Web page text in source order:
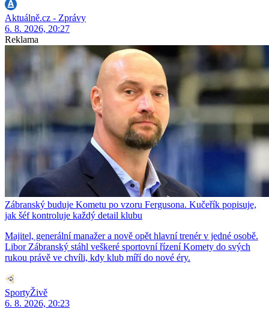
Aktuálně.cz - Zprávy
6. 8. 2026, 20:27
Reklama
Zábranský buduje Kometu po vzoru Fergusona. Kučeřík popisuje,
jak šéf kontroluje každý detail klubu
Majitel, generální manažer a nově opět hlavní trenér v jedné osobě.
Libor Zábranský stáhl veškeré sportovní řízení Komety do svých
rukou právě ve chvíli, kdy klub míří do nové éry.
SportyŽivě
6. 8. 2026, 20:23